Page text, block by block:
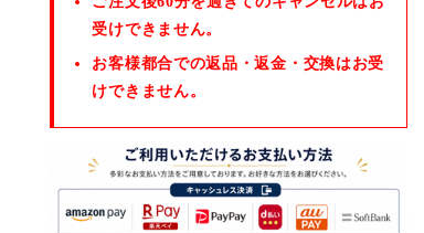
受けできません。
お客様都合での返品・返金・交換はお受
けできません。